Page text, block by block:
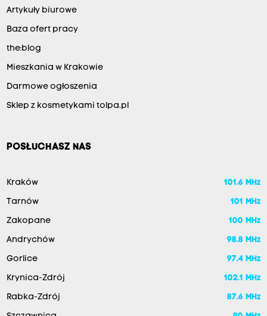
Artykuły biurowe
Baza ofert pracy
the:blog
Mieszkania w Krakowie
Darmowe ogłoszenia
Sklep z kosmetykami tolpa.pl
POSŁUCHASZ NAS
Kraków 101.6 MHz
Tarnów 101 MHz
Zakopane 100 MHz
Andrychów 98.8 MHz
Gorlice 97.4 MHz
Krynica-Zdrój 102.1 MHz
Rabka-Zdrój 87.6 MHz